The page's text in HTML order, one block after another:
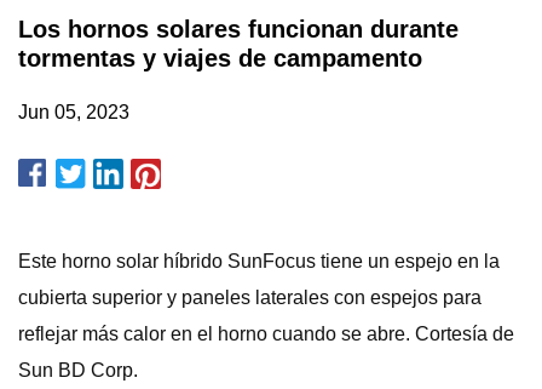
Los hornos solares funcionan durante
tormentas y viajes de campamento
Jun 05, 2023
Este horno solar híbrido SunFocus tiene un espejo en la
cubierta superior y paneles laterales con espejos para
reflejar más calor en el horno cuando se abre. Cortesía de
Sun BD Corp.